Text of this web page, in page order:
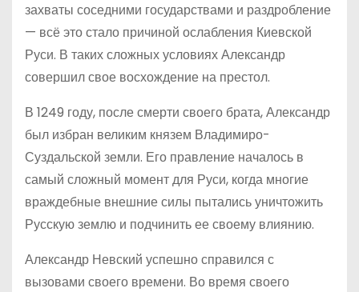
захваты соседними государствами и раздробление
— всё это стало причиной ослабления Киевской
Руси. В таких сложных условиях Александр
совершил свое восхождение на престол.
В 1249 году, после смерти своего брата, Александр
был избран великим князем Владимиро-
Суздальской земли. Его правление началось в
самый сложный момент для Руси, когда многие
враждебные внешние силы пытались уничтожить
Русскую землю и подчинить ее своему влиянию.
Александр Невский успешно справился с
вызовами своего времени. Во время своего